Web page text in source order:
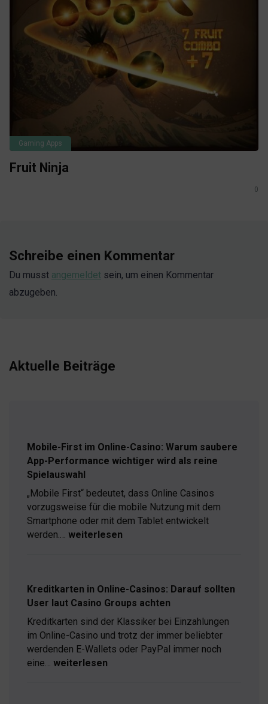
Gaming Apps
Fruit Ninja
0
Schreibe einen Kommentar
Du musst angemeldet sein, um einen Kommentar
abzugeben.
Aktuelle Beiträge
Mobile-First im Online-Casino: Warum saubere
App-Performance wichtiger wird als reine
Spielauswahl
„Mobile First“ bedeutet, dass Online Casinos
vorzugsweise für die mobile Nutzung mit dem
Smartphone oder mit dem Tablet entwickelt
werden.…
Casino:
Warum
App-
Performance
wichtiger
als
weiterlesen
Kreditkarten in Online-Casinos: Darauf sollten
User laut Casino Groups achten
Kreditkarten sind der Klassiker bei Einzahlungen
im Online-Casino und trotz der immer beliebter
werdenden E-Wallets oder PayPal immer noch
eine… weiterlesen